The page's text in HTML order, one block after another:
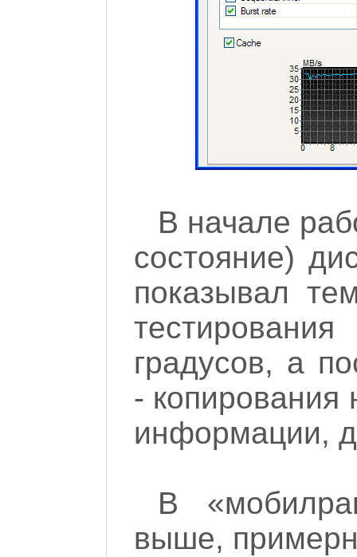
В начале
состояние)
показывал
градусов, а
- копирования
информации,
В
выше,